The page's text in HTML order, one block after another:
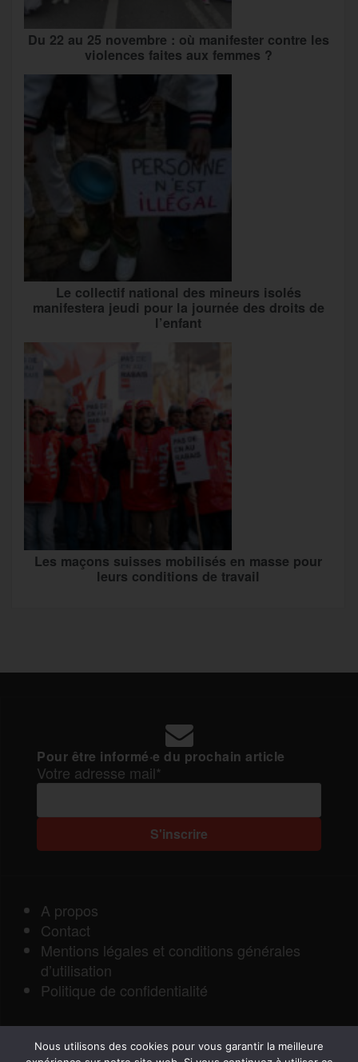
Du 22 au 25 novembre : où manifester contre les
violences faites aux femmes ?
Le collectif national des mineurs isolés
manifestera jeudi pour la journée des droits de
l’enfant
Les maçons suisses mobilisés en masse pour
leurs conditions de travail
Pour être informé·e du prochain article
Votre adresse mail*
A propos
Contact
Mentions légales et conditions générales
d’utilisation
Politique de confidentialité
Nous utilisons des cookies pour vous garantir la meilleure